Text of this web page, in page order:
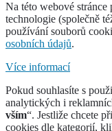
Na této webové stránce
technologie (společně
používání souborů
osobních údajů.
Více informací
Pokud souhlasíte s
analytických i
vším“. Jestliže chcete
cookies dle kategorií,